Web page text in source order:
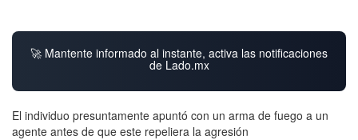
🚀 Mantente informado al instante, activa las notificaciones
de Lado.mx
El individuo presuntamente apuntó con un arma de fuego a un
agente antes de que este repeliera la agresión